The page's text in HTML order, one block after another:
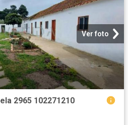
Ver foto
2965 102271210